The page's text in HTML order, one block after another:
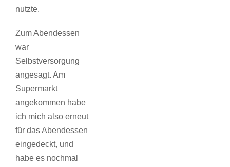
nutzte.
Zum Abendessen
war
Selbstversorgung
angesagt. Am
Supermarkt
angekommen habe
ich mich also erneut
für das Abendessen
eingedeckt, und
habe es nochmal